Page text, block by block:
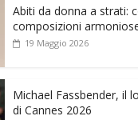
Abiti da donna a strati:
composizioni
19 Maggio 2026
Michael Fassbender, il
di Cannes 2026